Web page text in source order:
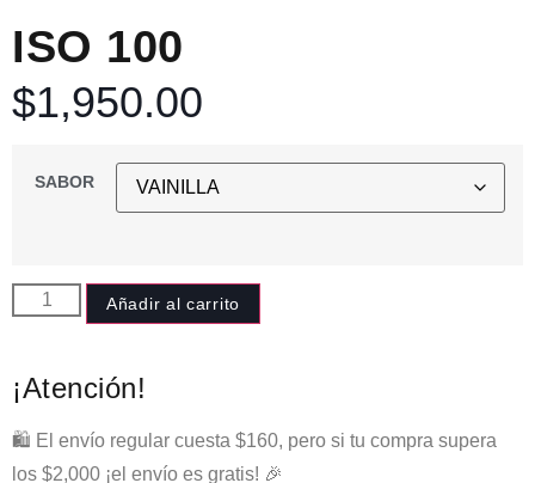
ISO 100
$1,950.00
SABOR
Añadir al carrito
¡Atención!
🛍️ El envío regular cuesta $160, pero si tu compra supera
los $2,000 ¡el envío es gratis! 🎉